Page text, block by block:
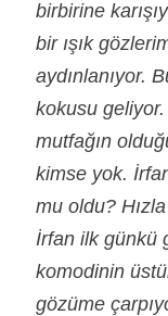
birbirine
bir ışık
aydınlanıyor.
kokusu
mutfağın
kimse yok.
mu oldu?
İrfan ilk günkü
komodinin
gözüme